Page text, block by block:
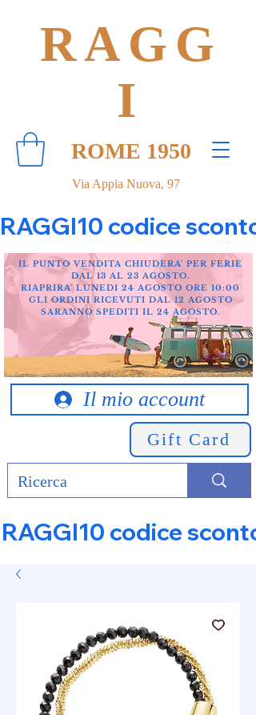
Via Appia Nuova, 97
RAGG
I
ROME 1950
RAGGI10 codice
Il mio account
Gift Card
IL PUNTO VENDITA CHIUDERA' PER FERIE
DAL 13 AL 23 AGOSTO.
RIAPRIRA' LUNEDI 24 AGOSTO ORE 10:00
GLI ORDINI RICEVUTI DAL 12 AGOSTO
SARANNO SPEDITI IL 24 AGOSTO.
RAGGI10 codice